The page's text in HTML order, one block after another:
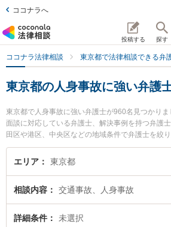
ココナラへ
投稿する 探す
ココナラ法律相談 東京都で法律相談できる弁
東京都の人身事故に強い弁護
東京都で人身事故に強い弁護士が960名見つかり
面談に対応している弁護士、解決事例を持つ弁護
田区や港区、中央区などの地域条件で弁護士を絞
する自動車事故やバイク事故、自転車事故等の細
でき便利です。特に東京SAI法律事務所の岡 徹哉
す。『東京都で土日や夜間に発生した人身事故の
相談したい』『人身事故のトラブル解決の実績豊
い』『初回相談無料で人身事故を法律相談できる
エリア 東京都
相談内容 交通事故、人身事故
詳細条件 未選択